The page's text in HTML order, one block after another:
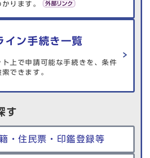
ります。
イン手続き一覧
ト上で申請可能な手続きを、条件
できます。
す
・住民票・印鑑登録等